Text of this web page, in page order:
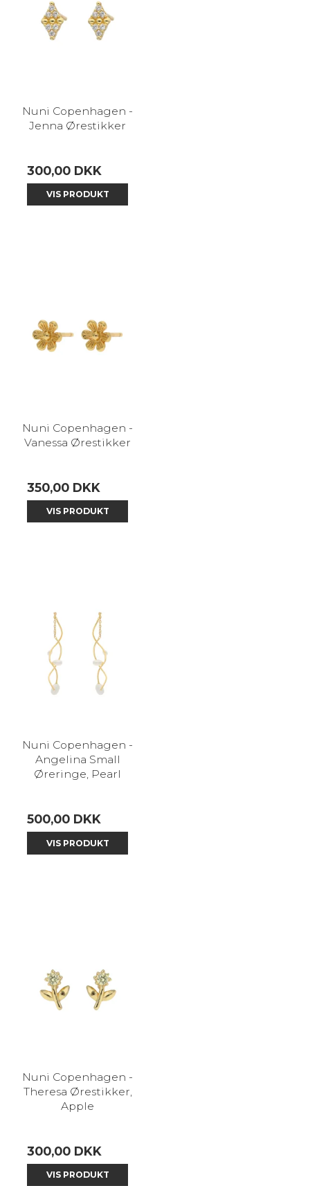
Nuni Copenhagen -
Jenna Ørestikker
300,00 DKK
VIS PRODUKT
Nuni Copenhagen -
Vanessa Ørestikker
350,00 DKK
VIS PRODUKT
Nuni Copenhagen -
Angelina Small
Øreringe, Pearl
500,00 DKK
VIS PRODUKT
Nuni Copenhagen -
Theresa Ørestikker,
Apple
300,00 DKK
VIS PRODUKT